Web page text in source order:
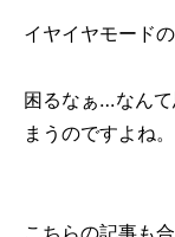
イヤイヤモード
困るなぁ…なん
まうのですよね。
こちらの記事も